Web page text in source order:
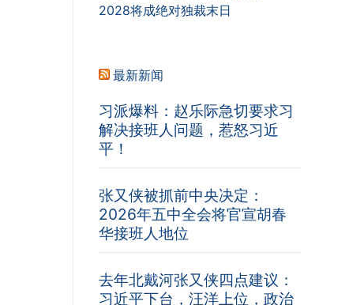
2028将成绝对独裁末日
最新新闻
习派爆料：赵乐际急切要求习
解决接班人问题，惹怒习近
平！
张又侠被抓前中央决定：
2026年五中全会将官宣胡春
华接班人地位
去年北戴河张又侠四点建议：
习近平下台，汪洋上位，政治